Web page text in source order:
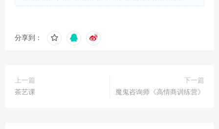
分享到：
上一篇
茶艺课
下一篇
魔鬼咨询师《高情商训练营》